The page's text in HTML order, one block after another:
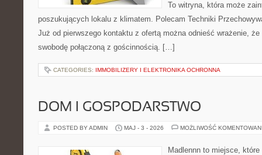
To witryna, która może
poszukujących lokalu z klimatem. Polecam Techniki
Już od pierwszego kontaktu z ofertą można odnieść wrażenie,
swobodę połączoną z gościnnością. […]
CATEGORIES: IMMOBILIZERY I ELEKTRONIKA OCHRONNA
DOM I GOSPODARSTWO
POSTED BY ADMIN MAJ - 3 - 2026 MOŻLIWOŚĆ
Madlennn to miejsce,